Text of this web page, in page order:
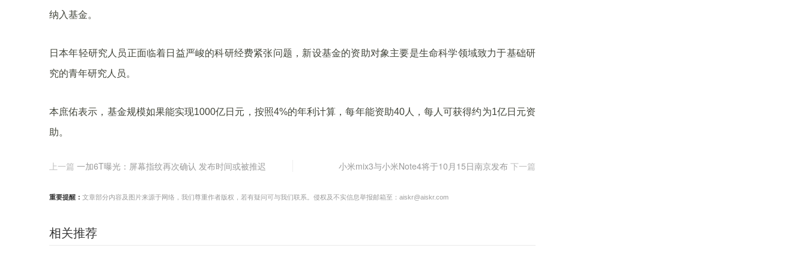
纳入基金。
日本年轻研究人员正面临着日益严峻的科研经费紧张问题，新设基金的资助对象主要是生命科学领域致力于基础研
究的青年研究人员。
本庶佑表示，基金规模如果能实现1000亿日元，按照4%的年利计算，每年能资助40人，每人可获得约为1亿日元资
助。
上一篇 一加6T曝光：屏幕指纹再次确认 发布时间或被推迟 小米mix3与小米Note4将于10月15日南京发布 下一篇
重要提醒： 文章部分内容及图片来源于网络，我们尊重作者版权，若有疑问可与我们联系。侵权及不实信息举报邮箱至：aiskr@aiskr.com
相关推荐